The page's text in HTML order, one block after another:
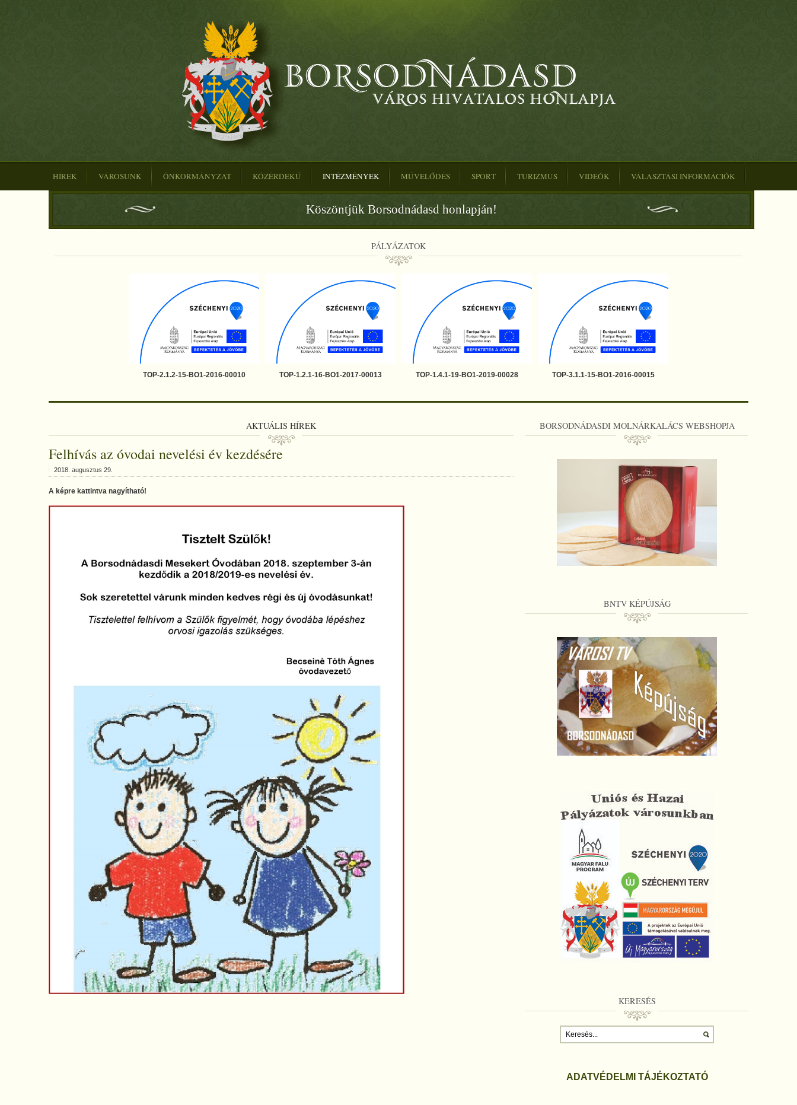
HÍREK VÁROSUNK ÖNKORMÁNYZAT KÖZÉRDEKŰ INTÉZMÉNYEK MŰVELŐDÉS SPORT TURIZMUS VIDEÓK VÁLASZTÁSI INFORMÁCIÓK
Köszöntjük Borsodnádasd honlapján!
PÁLYÁZATOK
TOP-2.1.2-15-BO1-2016-00010 TOP-1.2.1-16-BO1-2017-00013 TOP-1.4.1-19-BO1-2019-00028 TOP-3.1.1-15-BO1-2016-00015
AKTUÁLIS HÍREK
Felhívás az óvodai nevelési év kezdésére
2018. augusztus 29.
A képre kattintva nagyítható!
BORSODNÁDASDI MOLNÁRKALÁCS WEBSHOPJA
BNTV KÉPÚJSÁG
KERESÉS
ADATVÉDELMI TÁJÉKOZTATÓ